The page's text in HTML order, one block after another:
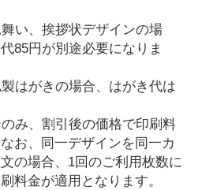
い、挨拶状デザインの場
85円が別途必要になりま
はがきの場合、はがき代は
み、割引後の価格で印刷料
お、同一デザインを同一カ
の場合、1回のご利用枚数に
料金が適用となります。